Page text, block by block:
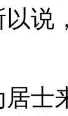
以说
来